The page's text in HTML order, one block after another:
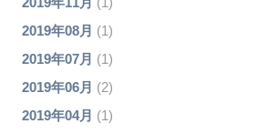
2019年08月 (1)
2019年07月 (1)
2019年06月 (2)
2019年04月 (1)